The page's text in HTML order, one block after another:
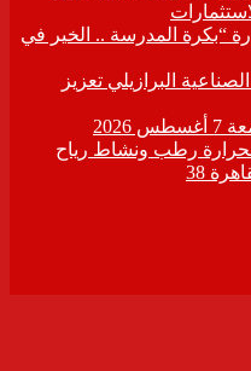
“بكرة المدرسة .. الخير في
البرازيلي تعزيز
رطب ونشاط رياح
38